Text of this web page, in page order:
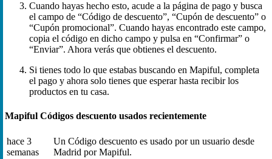
Cuando hayas hecho esto, acude a la página de pago y busca
el campo de “Código de descuento”, “Cupón de descuento” o
“Cupón promocional”. Cuando hayas encontrado este campo,
copia el código en dicho campo y pulsa en “Confirmar” o
“Enviar”. Ahora verás que obtienes el descuento.
Si tienes todo lo que estabas buscando en Mapiful, completa
el pago y ahora solo tienes que esperar hasta recibir los
productos en tu casa.
Mapiful Códigos descuento usados recientemente
hace 3
semanas
Un Código descuento es usado por un usuario desde
Madrid por Mapiful.